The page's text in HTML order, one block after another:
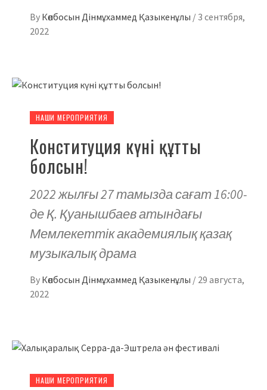
By Көпбосын Дінмұхаммед Қазыкенұлы / 3 сентября,
2022
НАШИ МЕРОПРИЯТИЯ
Конституция күні құтты
болсын!
2022 жылғы 27 тамызда сағат 16:00-
де Қ. Қуанышбаев атындағы
Мемлекеттік академиялық қазақ
музыкалық драма
By Көпбосын Дінмұхаммед Қазыкенұлы / 29 августа,
2022
НАШИ МЕРОПРИЯТИЯ